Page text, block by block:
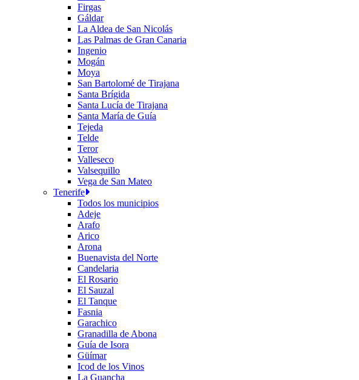
Firgas
Gáldar
La Aldea de San Nicolás
Las Palmas de Gran Canaria
Ingenio
Mogán
Moya
San Bartolomé de Tirajana
Santa Brígida
Santa Lucía de Tirajana
Santa María de Guía
Tejeda
Telde
Teror
Valleseco
Valsequillo
Vega de San Mateo
Tenerife
Todos los municipios
Adeje
Arafo
Arico
Arona
Buenavista del Norte
Candelaria
El Rosario
El Sauzal
El Tanque
Fasnia
Garachico
Granadilla de Abona
Guía de Isora
Güímar
Icod de los Vinos
La Guancha